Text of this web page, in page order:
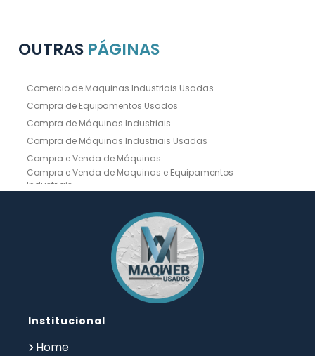
OUTRAS PÁGINAS
Comercio de Maquinas Industriais Usadas
Compra de Equipamentos Usados
Compra de Máquinas Industriais
Compra de Máquinas Industriais Usadas
Compra e Venda de Máquinas
Compra e Venda de Maquinas e Equipamentos
Industriais
Compra e Venda de Máquinas Operatrizes
Dobradeira CNC Usada
Dobradeira de Chapa Hidráulica Usada
Dobradeira de Chapas
Dobradeira Hidráulica
Dobradeira Hidráulica Usada
Dobradeira Industrial
Empresa de Compra de Máquinas Industriais
Empresa de Maquinas e Equipamentos
Institucional
Home